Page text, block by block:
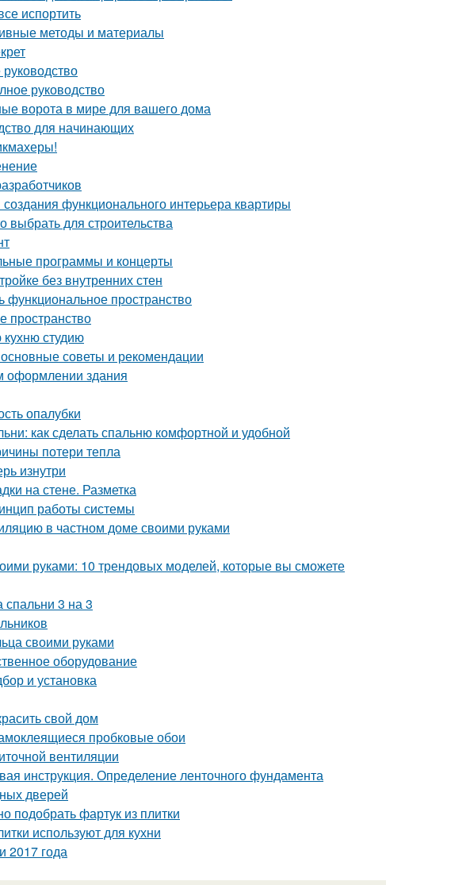
испортить
методы и материалы
руководство
ворота в мире для вашего дома
для начинающих
функционального интерьера квартиры
для строительства
программы и концерты
без внутренних стен
функциональное пространство
пространство
кухню студию
советы и рекомендации
оформлении здания
опалубки
как сделать спальню комфортной и удобной
потери тепла
изнутри
на стене. Разметка
работы системы
в частном доме своими руками
руками: 10 трендовых моделей, которые вы сможете
спальни 3 на 3
своими руками
оборудование
и установка
свой дом
пробковые обои
вентиляции
инструкция. Определение ленточного фундамента
дверей
подобрать фартук из плитки
используют для кухни
2017 года